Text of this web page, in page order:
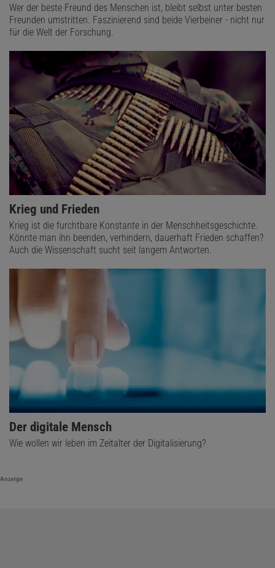
Wer der beste Freund des Menschen ist, bleibt selbst unter besten
Freunden umstritten. Faszinierend sind beide Vierbeiner - nicht nur
für die Welt der Forschung.
Krieg und Frieden
Krieg ist die furchtbare Konstante in der Menschheitsgeschichte.
Könnte man ihn beenden, verhindern, dauerhaft Frieden schaffen?
Auch die Wissenschaft sucht seit langem Antworten.
Der digitale Mensch
Wie wollen wir leben im Zeitalter der Digitalisierung?
Anzeige